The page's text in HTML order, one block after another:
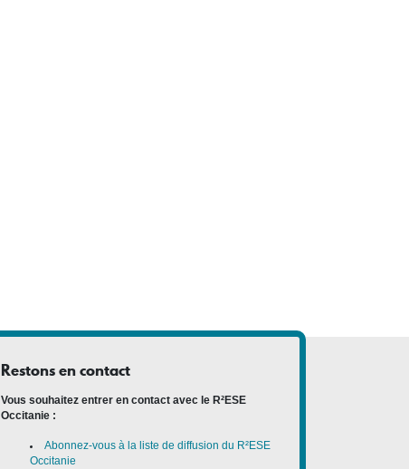
Restons en contact
Vous souhaitez entrer en contact avec le R²ESE
Occitanie :
Abonnez-vous à la liste de diffusion du R²ESE
Occitanie